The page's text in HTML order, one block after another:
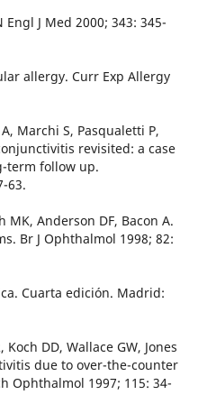
J Med 2000; 343: 345-
allergy. Curr Exp Allergy
Marchi S, Pasqualetti P,
revisited: a case
term follow up.
63.
MK, Anderson DF, Bacon A.
Br J Ophthalmol 1998; 82:
Cuarta edición. Madrid:
DD, Wallace GW, Jones
due to over-the-counter
Ophthalmol 1997; 115: 34-